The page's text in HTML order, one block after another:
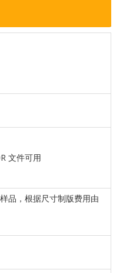
文件可用
品，根据尺寸制版费用由